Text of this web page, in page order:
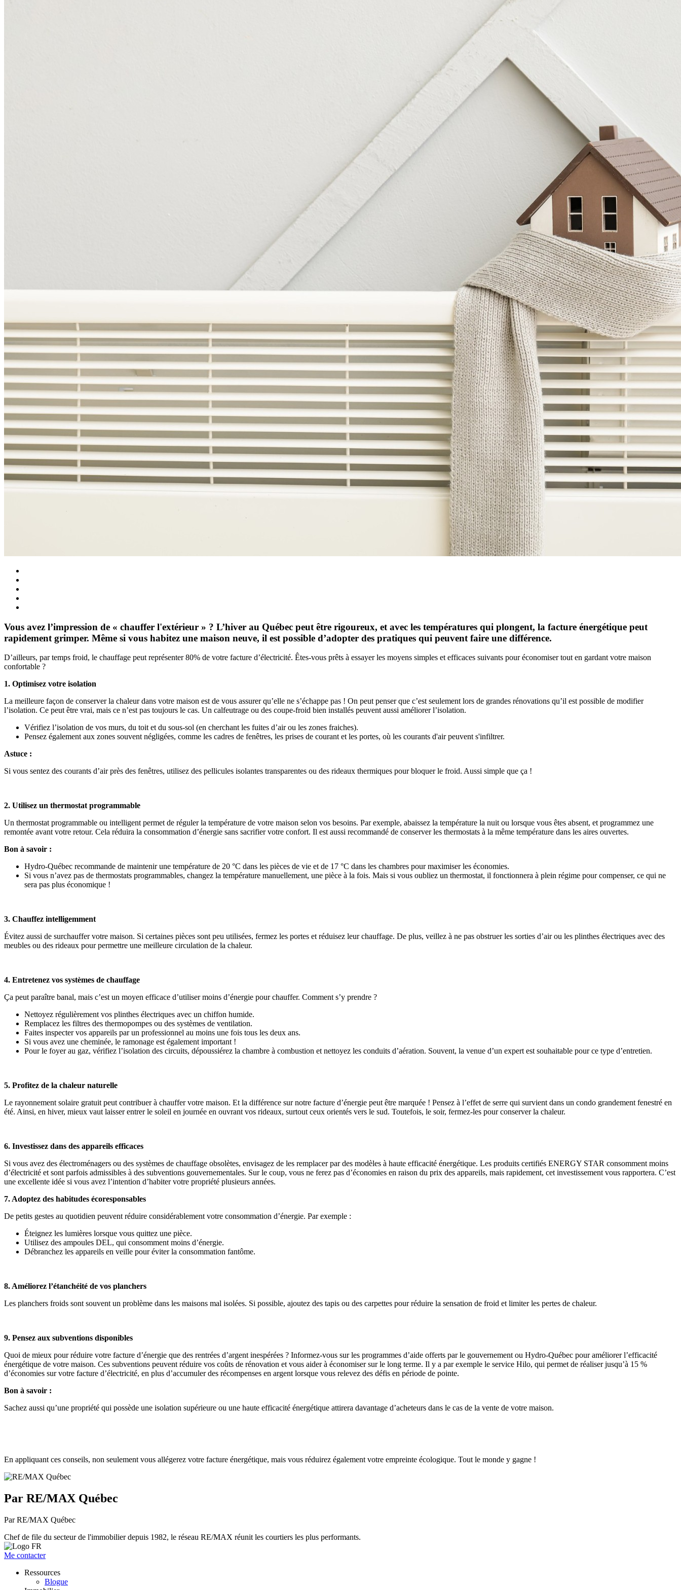
Vous avez l’impression de « chauffer l'extérieur » ? L’hiver au Québec peut être rigoureux, et avec les températures qui plongent, la facture énergétique peut
rapidement grimper. Même si vous habitez une maison neuve, il est possible d’adopter des pratiques qui peuvent faire une différence.
D’ailleurs, par temps froid, le chauffage peut représenter 80% de votre facture d’électricité. Êtes-vous prêts à essayer les moyens simples et efficaces suivants pour économiser tout en gardant votre maison
confortable ?
1. Optimisez votre isolation
La meilleure façon de conserver la chaleur dans votre maison est de vous assurer qu’elle ne s’échappe pas ! On peut penser que c’est seulement lors de grandes rénovations qu’il est possible de modifier
l’isolation. Ce peut être vrai, mais ce n’est pas toujours le cas. Un calfeutrage ou des coupe-froid bien installés peuvent aussi améliorer l’isolation.
Vérifiez l’isolation de vos murs, du toit et du sous-sol (en cherchant les fuites d’air ou les zones fraiches).
Pensez également aux zones souvent négligées, comme les cadres de fenêtres, les prises de courant et les portes, où les courants d'air peuvent s'infiltrer.
Astuce :
Si vous sentez des courants d’air près des fenêtres, utilisez des pellicules isolantes transparentes ou des rideaux thermiques pour bloquer le froid. Aussi simple que ça !
2. Utilisez un thermostat programmable
Un thermostat programmable ou intelligent permet de réguler la température de votre maison selon vos besoins. Par exemple, abaissez la température la nuit ou lorsque vous êtes absent, et programmez une
remontée avant votre retour. Cela réduira la consommation d’énergie sans sacrifier votre confort. Il est aussi recommandé de conserver les thermostats à la même température dans les aires ouvertes.
Bon à savoir :
Hydro-Québec recommande de maintenir une température de 20 °C dans les pièces de vie et de 17 °C dans les chambres pour maximiser les économies.
Si vous n’avez pas de thermostats programmables, changez la température manuellement, une pièce à la fois. Mais si vous oubliez un thermostat, il fonctionnera à plein régime pour compenser, ce qui ne
sera pas plus économique !
3. Chauffez intelligemment
Évitez aussi de surchauffer votre maison. Si certaines pièces sont peu utilisées, fermez les portes et réduisez leur chauffage. De plus, veillez à ne pas obstruer les sorties d’air ou les plinthes électriques avec des
meubles ou des rideaux pour permettre une meilleure circulation de la chaleur.
4. Entretenez vos systèmes de chauffage
Ça peut paraître banal, mais c’est un moyen efficace d’utiliser moins d’énergie pour chauffer. Comment s’y prendre ?
Nettoyez régulièrement vos plinthes électriques avec un chiffon humide.
Remplacez les filtres des thermopompes ou des systèmes de ventilation.
Faites inspecter vos appareils par un professionnel au moins une fois tous les deux ans.
Si vous avez une cheminée, le ramonage est également important !
Pour le foyer au gaz, vérifiez l’isolation des circuits, dépoussiérez la chambre à combustion et nettoyez les conduits d’aération. Souvent, la venue d’un expert est souhaitable pour ce type d’entretien.
5. Profitez de la chaleur naturelle
Le rayonnement solaire gratuit peut contribuer à chauffer votre maison. Et la différence sur notre facture d’énergie peut être marquée ! Pensez à l’effet de serre qui survient dans un condo grandement fenestré en
été. Ainsi, en hiver, mieux vaut laisser entrer le soleil en journée en ouvrant vos rideaux, surtout ceux orientés vers le sud. Toutefois, le soir, fermez-les pour conserver la chaleur.
6. Investissez dans des appareils efficaces
Si vous avez des électroménagers ou des systèmes de chauffage obsolètes, envisagez de les remplacer par des modèles à haute efficacité énergétique. Les produits certifiés ENERGY STAR consomment moins
d’électricité et sont parfois admissibles à des subventions gouvernementales. Sur le coup, vous ne ferez pas d’économies en raison du prix des appareils, mais rapidement, cet investissement vous rapportera. C’est
une excellente idée si vous avez l’intention d’habiter votre propriété plusieurs années.
7. Adoptez des habitudes écoresponsables
De petits gestes au quotidien peuvent réduire considérablement votre consommation d’énergie. Par exemple :
Éteignez les lumières lorsque vous quittez une pièce.
Utilisez des ampoules DEL, qui consomment moins d’énergie.
Débranchez les appareils en veille pour éviter la consommation fantôme.
8. Améliorez l’étanchéité de vos planchers
Les planchers froids sont souvent un problème dans les maisons mal isolées. Si possible, ajoutez des tapis ou des carpettes pour réduire la sensation de froid et limiter les pertes de chaleur.
9. Pensez aux subventions disponibles
Quoi de mieux pour réduire votre facture d’énergie que des rentrées d’argent inespérées ? Informez-vous sur les programmes d’aide offerts par le gouvernement ou Hydro-Québec pour améliorer l’efficacité
énergétique de votre maison. Ces subventions peuvent réduire vos coûts de rénovation et vous aider à économiser sur le long terme. Il y a par exemple le service Hilo, qui permet de réaliser jusqu’à 15 %
d’économies sur votre facture d’électricité, en plus d’accumuler des récompenses en argent lorsque vous relevez des défis en période de pointe.
Bon à savoir :
Sachez aussi qu’une propriété qui possède une isolation supérieure ou une haute efficacité énergétique attirera davantage d’acheteurs dans le cas de la vente de votre maison.
En appliquant ces conseils, non seulement vous allégerez votre facture énergétique, mais vous réduirez également votre empreinte écologique. Tout le monde y gagne !
Par RE/MAX Québec
Par RE/MAX Québec
Chef de file du secteur de l'immobilier depuis 1982, le réseau RE/MAX réunit les courtiers les plus performants.
Me contacter
Ressources
Blogue